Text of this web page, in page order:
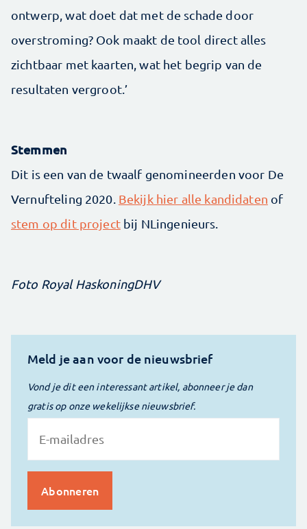
ontwerp, wat doet dat met de schade door
overstroming? Ook maakt de tool direct alles
zichtbaar met kaarten, wat het begrip van de
resultaten vergroot.’
Stemmen
Dit is een van de twaalf genomineerden voor De
Vernufteling 2020. Bekijk hier alle kandidaten of
stem op dit projectbij NLingenieurs.
Foto Royal HaskoningDHV
Meld je aan voor de nieuwsbrief
Vond je dit een interessant artikel, abonneer je dan
gratis op onze wekelijkse nieuwsbrief.